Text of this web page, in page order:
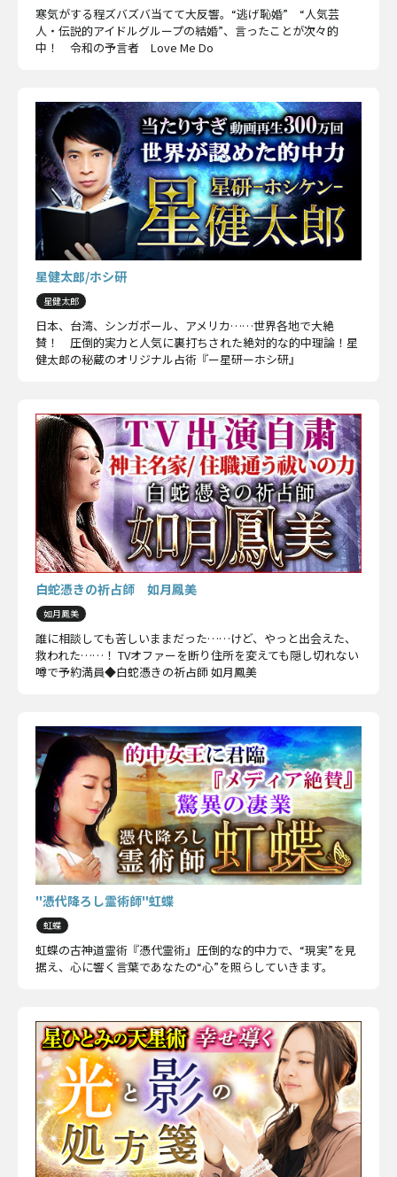
寒気がする程ズバズバ当てて大反響。“逃げ恥婚” “人気芸
人・伝説的アイドルグループの結婚”、言ったことが次々的
中！ 令和の予言者 Love Me Do
星健太郎/ホシ研
星健太郎
日本、台湾、シンガポール、アメリカ……世界各地で大絶
賛！ 圧倒的実力と人気に裏打ちされた絶対的な的中理論！星
健太郎の秘蔵のオリジナル占術『ー星研ーホシ研』
白蛇憑きの祈占師 如月鳳美
如月鳳美
誰に相談しても苦しいままだった……けど、やっと出会えた、
救われた……！ TVオファーを断り住所を変えても隠し切れない
噂で予約満員◆白蛇憑きの祈占師 如月鳳美
"憑代降ろし霊術師"虹蝶
虹蝶
虹蝶の古神道霊術『憑代霊術』圧倒的な的中力で、“現実”を見
据え、心に響く言葉であなたの“心”を照らしていきます。